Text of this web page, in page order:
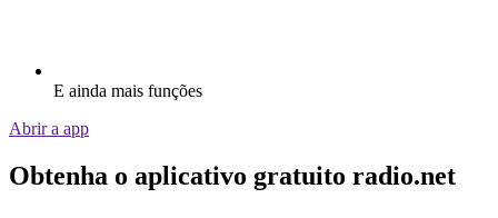
E ainda mais funções
Abrir a app
Obtenha o aplicativo gratuito radio.net